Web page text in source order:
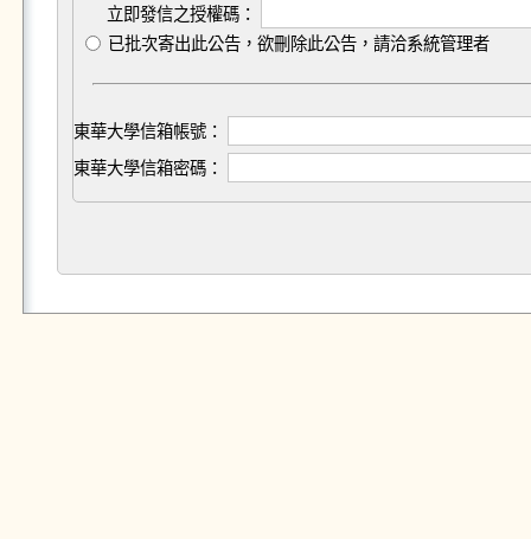
立即發信之授權碼：
已批次寄出此公告，欲刪除此公告，請洽系統管理者
東華大學信箱帳號：
東華大學信箱密碼：